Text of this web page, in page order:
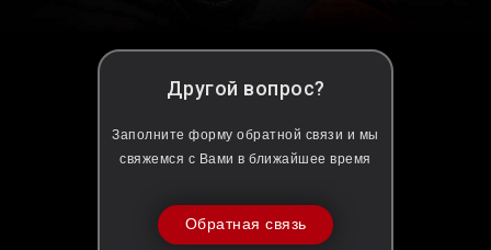
Другой вопрос?
Заполните форму обратной связи и мы
свяжемся с Вами в ближайшее время
Обратная связь